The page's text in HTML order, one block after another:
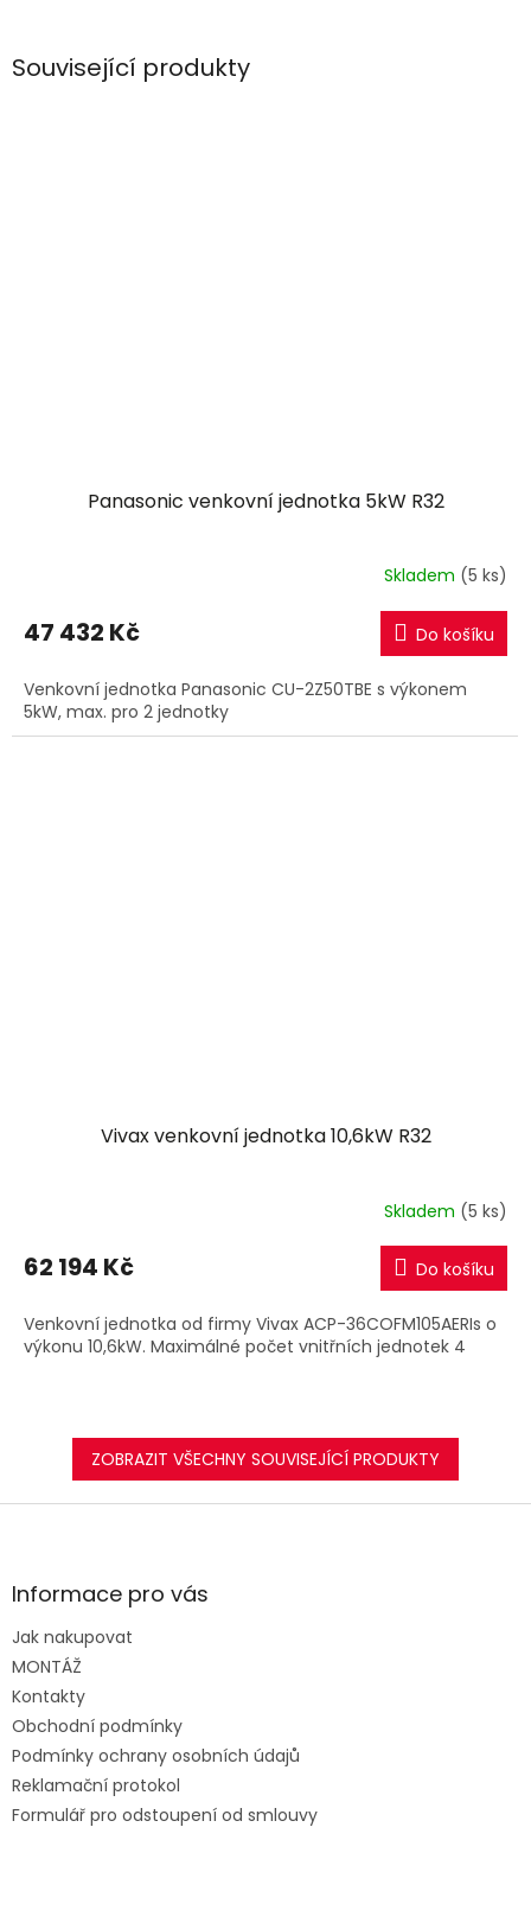
Související produkty
Panasonic venkovní jednotka 5kW R32
Skladem (5 ks)
47 432 Kč Do košíku
Venkovní jednotka Panasonic CU-2Z50TBE s výkonem
5kW, max. pro 2 jednotky
Vivax venkovní jednotka 10,6kW R32
Skladem (5 ks)
62 194 Kč Do košíku
Venkovní jednotka od firmy Vivax ACP-36COFM105AERIs o
výkonu 10,6kW. Maximálné počet vnitřních jednotek 4
ZOBRAZIT VŠECHNY SOUVISEJÍCÍ PRODUKTY
Z
aInformace pro vás
Jak nakupovat
MONTÁŽ
Kontakty
Obchodní podmínky
Podmínky ochrany osobních údajů
Reklamační protokol
Formulář pro odstoupení od smlouvy